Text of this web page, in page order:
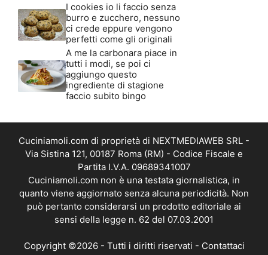
I cookies io li faccio senza
burro e zucchero, nessuno
ci crede eppure vengono
perfetti come gli originali
A me la carbonara piace in
tutti i modi, se poi ci
aggiungo questo
ingrediente di stagione
faccio subito bingo
Cuciniamoli.com di proprietà di NEXTMEDIAWEB SRL -
Via Sistina 121, 00187 Roma (RM) - Codice Fiscale e
Partita I.V.A. 09689341007
Cuciniamoli.com non è una testata giornalistica, in
quanto viene aggiornato senza alcuna periodicità. Non
può pertanto considerarsi un prodotto editoriale ai
sensi della legge n. 62 del 07.03.2001
Copyright ©2026 - Tutti i diritti riservati - Contattaci